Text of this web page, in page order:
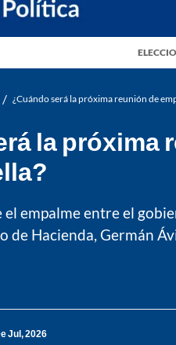
/ ¿Cuándo será la próxima reunión de
la próxima
empalme entre el
de Hacienda, Germán
Jul, 2026